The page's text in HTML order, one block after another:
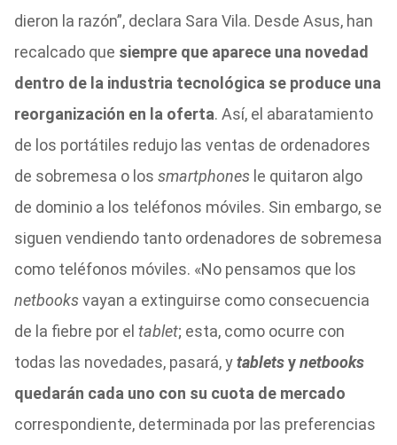
dieron la razón”, declara Sara Vila. Desde Asus, han
recalcado que siempre que aparece una novedad
dentro de la industria tecnológica se produce una
reorganización en la oferta. Así, el abaratamiento
de los portátiles redujo las ventas de ordenadores
de sobremesa o los smartphonesle quitaron algo
de dominio a los teléfonos móviles. Sin embargo, se
siguen vendiendo tanto ordenadores de sobremesa
como teléfonos móviles. «No pensamos que los
netbooksvayan a extinguirse como consecuencia
de la fiebre por el tablet; esta, como ocurre con
todas las novedades, pasará, ytabletsynetbooks
quedarán cada uno con su cuota de mercado
correspondiente, determinada por las preferencias